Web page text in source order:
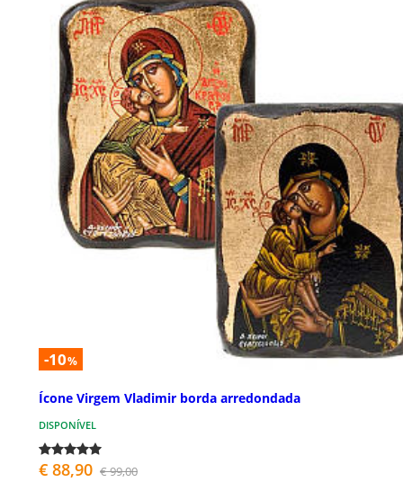
-10%
Ícone Virgem Vladimir borda arredondada
DISPONÍVEL
€ 88,90 € 99,00